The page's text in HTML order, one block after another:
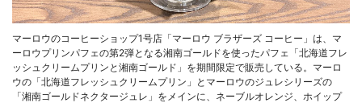
マーロウのコーヒーショップ1号店「マーロウ ブラザーズ コーヒー」は、マ
ーロウプリンパフェの第2弾となる湘南ゴールドを使ったパフェ「北海道フレ
ッシュクリームプリンと湘南ゴールド」を期間限定で販売している。マーロ
ウの「北海道フレッシュクリームプリン」とマーロウのジュレシリーズの
「湘南ゴールドネクタージュレ」をメインに、ネーブルオレンジ、ホイップ